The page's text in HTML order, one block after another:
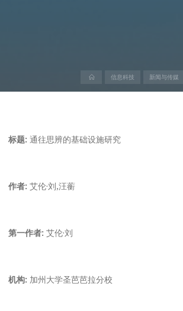
信息科技 新闻与传媒
标题: 通往思辨的基础设施研究
作者: 艾伦·刘,汪蘅
第一作者: 艾伦·刘
机构: 加州大学圣芭芭拉分校